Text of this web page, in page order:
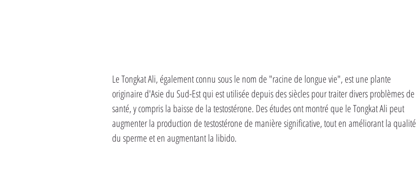
Le Tongkat Ali, également connu sous le nom de "racine de longue vie", est une plante
originaire d'Asie du Sud-Est qui est utilisée depuis des siècles pour traiter divers problèmes de
santé, y compris la baisse de la testostérone. Des études ont montré que le Tongkat Ali peut
augmenter la production de testostérone de manière significative, tout en améliorant la qualité
du sperme et en augmentant la libido.